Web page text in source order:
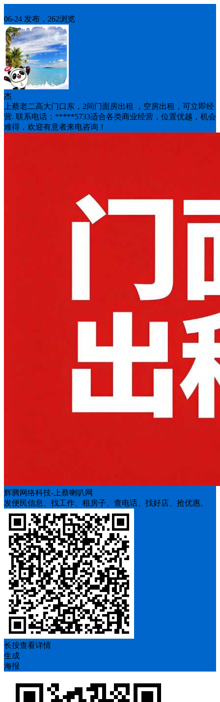
06-24 发布，262浏览
杰
上蔡老二高大门口东，2间门面房出租 ，空房出租，可立即经
营. 联系电话：*****5733适合各类商业经营，位置优越，机会
难得，欢迎有意者来电咨询！
辉腾网络科技-上蔡喇叭网
发便民信息、找工作、租房子、查电话、找好店、抢优惠。
长按查看详情
生成
海报